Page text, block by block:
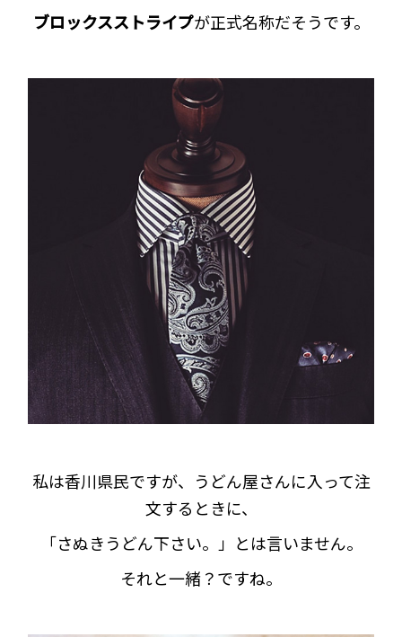
ブロックスストライプが正式名称だそうです。
私は香川県民ですが、うどん屋さんに入って注
文するときに、
「さぬきうどん下さい。」とは言いません。
それと一緒？ですね。